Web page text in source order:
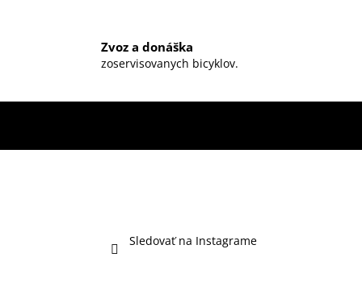
Zvoz a donáška
zoservisovanych bicyklov.
Sledovať na Instagrame